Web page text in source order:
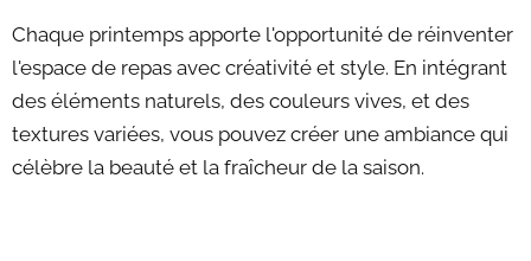
Chaque printemps apporte l'opportunité de réinventer
l'espace de repas avec créativité et style. En intégrant
des éléments naturels, des couleurs vives, et des
textures variées, vous pouvez créer une ambiance qui
célèbre la beauté et la fraîcheur de la saison.